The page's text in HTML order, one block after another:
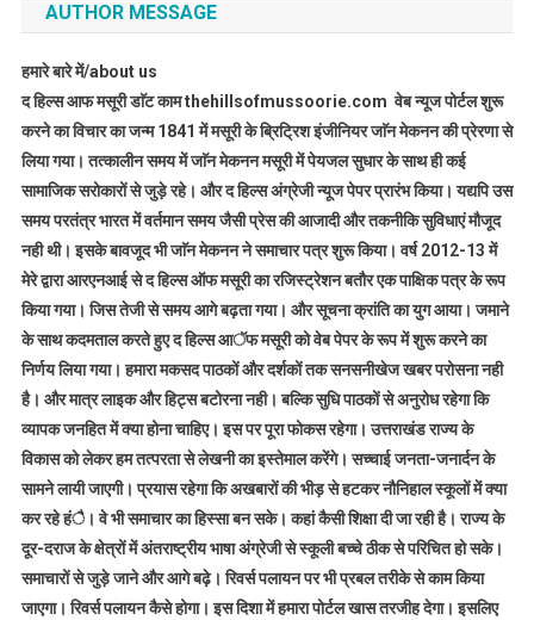
AUTHOR MESSAGE
हमारे बारे में/about us
द हिल्स आफ मसूरी डाॅट काम thehillsofmussoorie.com वेब न्यूज पोर्टल शुरू
करने का विचार का जन्म 1841 में मसूरी के ब्रिट्रिश इंजीनियर जाॅन मेकनन की प्रेरणा से
लिया गया। तत्कालीन समय में जाॅन मेकनन मसूरी में पेयजल सुधार के साथ ही कई
सामाजिक सरोकारों से जुड़े रहे। और द हिल्स अंग्रेजी न्यूज पेपर प्रारंभ किया। यद्यपि उस
समय परतंत्र भारत में वर्तमान समय जैसी प्रेस की आजादी और तकनीकि सुविधाएं मौजूद
नही थी। इसके बावजूद भी जाॅन मेकनन ने समाचार पत्र शुरू किया। वर्ष 2012-13 में
मेरे द्वारा आरएनआई से द हिल्स ऑफ मसूरी का रजिस्ट्रेशन बतौर एक पाक्षिक पत्र के रूप
किया गया। जिस तेजी से समय आगे बढ़ता गया। और सूचना क्रांति का युग आया। जमाने
के साथ कदमताल करते हुए द हिल्स आॅफ मसूरी को वेब पेपर के रूप में शुरू करने का
निर्णय लिया गया। हमारा मकसद पाठकों और दर्शकों तक सनसनीखेज खबर परोसना नही
है। और मात्र लाइक और हिट्स बटोरना नही। बल्कि सुधि पाठकों से अनुरोध रहेगा कि
व्यापक जनहित में क्या होना चाहिए। इस पर पूरा फोकस रहेगा। उत्तराखंड राज्य के
विकास को लेकर हम तत्परता से लेखनी का इस्तेमाल करेंगे। सच्चाई जनता-जनार्दन के
सामने लायी जाएगी। प्रयास रहेगा कि अखबारों की भीड़ से हटकर नौनिहाल स्कूलों में क्या
कर रहे हंै। वे भी समाचार का हिस्सा बन सके। कहां कैसी शिक्षा दी जा रही है। राज्य के
दूर-दराज के क्षेत्रों में अंतराष्ट्रीय भाषा अंग्रेजी से स्कूली बच्चे ठीक से परिचित हो सके।
समाचारों से जुड़े जाने और आगे बढ़े। रिवर्स पलायन पर भी प्रबल तरीके से काम किया
जाएगा। रिवर्स पलायन कैसे होगा। इस दिशा में हमारा पोर्टल खास तरजीह देगा। इसलिए